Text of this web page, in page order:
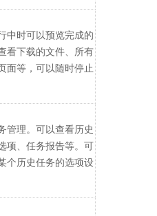
中时可以预览完成的
看下载的文件、所有
面等，可以随时停止
管理。可以查看历史
项、任务报告等。可
个历史任务的选项设